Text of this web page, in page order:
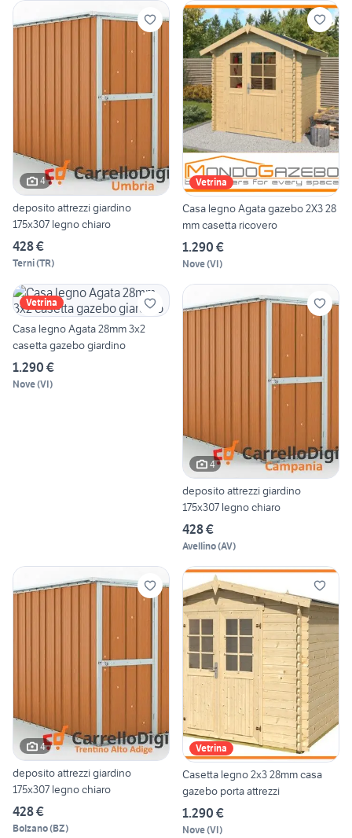
4
deposito attrezzi giardino
175x307 legno chiaro
428 €
Terni(TR)
Vetrina
Casa legno Agata gazebo 2X3 28
mm casetta ricovero
1.290 €
Nove(VI)
Vetrina
Casa legno Agata 28mm 3x2
casetta gazebo giardino
1.290 €
Nove(VI)
4
deposito attrezzi giardino
175x307 legno chiaro
428 €
Avellino(AV)
4
deposito attrezzi giardino
175x307 legno chiaro
428 €
Bolzano(BZ)
Vetrina
Casetta legno 2x3 28mm casa
gazebo porta attrezzi
1.290 €
Nove(VI)